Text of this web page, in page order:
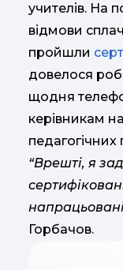
учителів. На
відмови
пройшли
довелося
щодня
керівникам
педагогічних
“Врешті, я
Горбачов.